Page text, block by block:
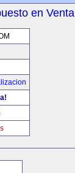
en Venta